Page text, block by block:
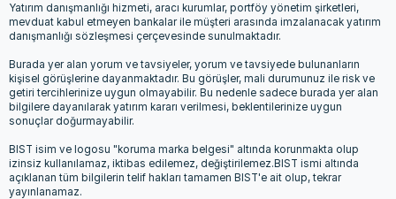
Yatırım danışmanlığı hizmeti, aracı kurumlar, portföy yönetim şirketleri,
mevduat kabul etmeyen bankalar ile müşteri arasında imzalanacak yatırım
danışmanlığı sözleşmesi çerçevesinde sunulmaktadır.
Burada yer alan yorum ve tavsiyeler, yorum ve tavsiyede bulunanların
kişisel görüşlerine dayanmaktadır. Bu görüşler, mali durumunuz ile risk ve
getiri tercihlerinize uygun olmayabilir. Bu nedenle sadece burada yer alan
bilgilere dayanılarak yatırım kararı verilmesi, beklentilerinize uygun
sonuçlar doğurmayabilir.
BIST isim ve logosu "koruma marka belgesi" altında korunmakta olup
izinsiz kullanılamaz, iktibas edilemez, değiştirilemez.BIST ismi altında
açıklanan tüm bilgilerin telif hakları tamamen BIST'e ait olup, tekrar
yayınlanamaz.